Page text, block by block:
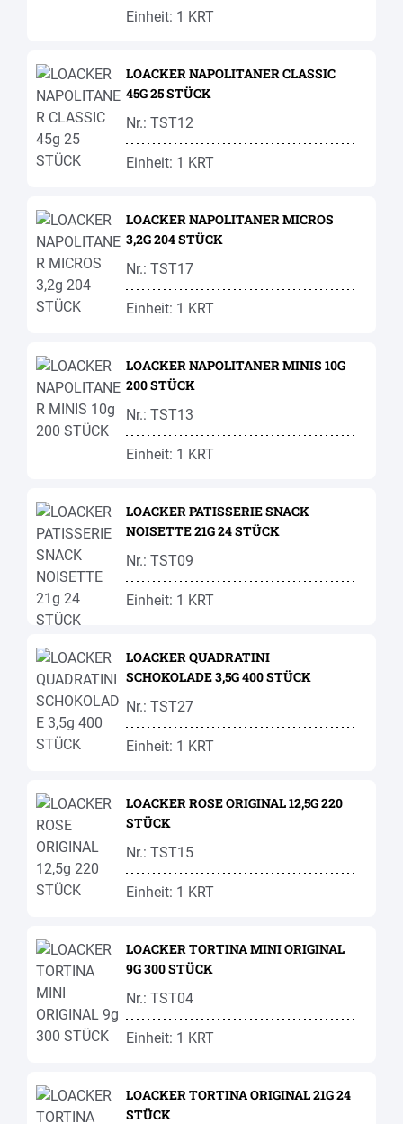
Einheit: 1 KRT
LOACKER NAPOLITANER CLASSIC
45G 25 STÜCK
Nr.: TST12
Einheit: 1 KRT
LOACKER NAPOLITANER MICROS
3,2G 204 STÜCK
Nr.: TST17
Einheit: 1 KRT
LOACKER NAPOLITANER MINIS 10G
200 STÜCK
Nr.: TST13
Einheit: 1 KRT
LOACKER PATISSERIE SNACK
NOISETTE 21G 24 STÜCK
Nr.: TST09
Einheit: 1 KRT
LOACKER QUADRATINI
SCHOKOLADE 3,5G 400 STÜCK
Nr.: TST27
Einheit: 1 KRT
LOACKER ROSE ORIGINAL 12,5G 220
STÜCK
Nr.: TST15
Einheit: 1 KRT
LOACKER TORTINA MINI ORIGINAL
9G 300 STÜCK
Nr.: TST04
Einheit: 1 KRT
LOACKER TORTINA ORIGINAL 21G 24
STÜCK